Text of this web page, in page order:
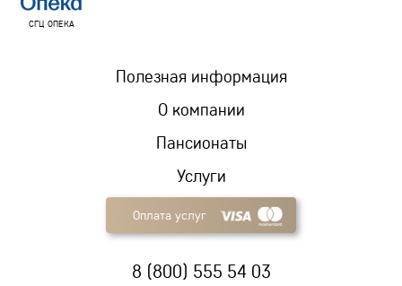
СГЦ ОПЕКА
Пансионаты
Услуги
Полезная информация
О компании
Оплата услуг
8 (800) 555 54 03